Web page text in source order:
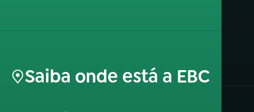
Saiba onde está a EBC